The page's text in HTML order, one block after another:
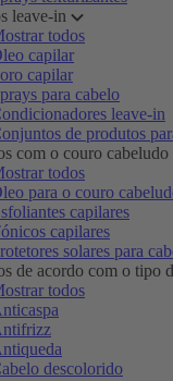
leave-in
todos
capilar
capilar
para cabelo
leave-in
de produtos
com o couro cabeludo
todos
para o couro
capilares
capilares
solares para
de acordo com o tipo
todos
descolorido